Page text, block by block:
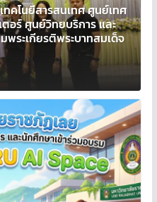
คโนยีสารสนเทศ ศูนย์เทศ
อร์ ศูนย์วิทยบริการ และ
พระเกียรติพระบาทสมเด็จ